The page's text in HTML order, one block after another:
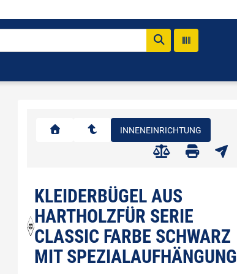
INNENEINRICHTUNG
KLEIDERBÜGEL AUS
HARTHOLZFÜR SERIE
CLASSIC FARBE SCHWARZ
MIT SPEZIALAUFHÄNGUNG